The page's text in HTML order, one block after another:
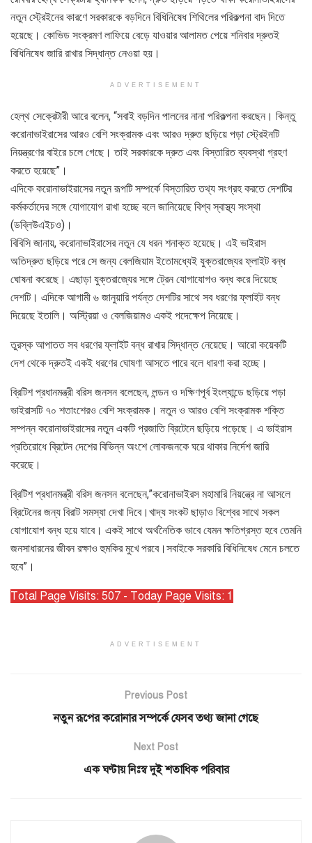
নতুন স্ট্রেইনের কারণে সরকারকে বড়দিনে বিধিনিষেধ শিথিলের পরিকল্পনা বাদ দিতে
হয়েছে। কোভিড সংক্রমণ লাফিয়ে বেড়ে যাওয়ার আলামত পেয়ে শনিবার দ্রুতই
বিধিনিষেধ জারি রাখার সিদ্ধান্ত নেওয়া হয়।
ADVERTISEMENT
হেল্থ সেক্রেটারী আরে বলেন, “সবাই বড়দিন পালনের নানা পরিকল্পনা করছেন। কিন্তু
করোনাভাইরাসের আরও বেশি সংক্রামক এবং আরও দ্রুত ছড়িয়ে পড়া স্ট্রেইনটি
নিয়ন্ত্রণের বাইরে চলে গেছে। তাই সরকারকে দ্রুত এবং বিস্তারিত ব্যবস্থা গ্রহণ
করতে হয়েছে”।
এদিকে করোনাভাইরাসের নতুন রূপটি সম্পর্কে বিস্তারিত তথ্য সংগ্রহ করতে দেশটির
কর্মকর্তাদের সঙ্গে যোগাযোগ রাখা হচ্ছে বলে জানিয়েছে বিশ্ব স্বাস্থ্য সংস্থা
(ডব্লিউএইচও)।
বিবিসি জানায়, করোনাভাইরাসের নতুন যে ধরন শনাক্ত হয়েছে। এই ভাইরাস
অতিদ্রুত ছড়িয়ে পরে সে জন্য বেলজিয়াম ইতোমধ্যেই যুক্তরাজ্যের ফ্লাইট বন্ধ
ঘোষনা করেছে। এছাড়া যুক্তরাজ্যের সঙ্গে ট্রেন যোগাযোগও বন্ধ করে দিয়েছে
দেশটি। এদিকে আগামী ৬ জানুয়ারি পর্যন্ত দেশটির সাথে সব ধরণের ফ্লাইট বন্ধ
দিয়েছে ইতালি। অস্ট্রিয়া ও বেলজিয়ামও একই পদেক্ষেপ নিয়েছে।
তুরস্ক আপাতত সব ধরণের ফ্লাইট বন্ধ রাখার সিদ্ধান্ত নেয়েছে। আরো কয়েকটি
দেশ থেকে দ্রুতই একই ধরণের ঘোষণা আসতে পারে বলে ধারণা করা হচ্ছে।
ব্রিটিশ প্রধানমন্ত্রী বরিস জনসন বলেছেন, লন্ডন ও দক্ষিণপূর্ব ইংল্যান্ডে ছড়িয়ে পড়া
ভাইরাসটি ৭০ শতাংশেরও বেশি সংক্রামক। নতুন ও আরও বেশি সংক্রামক শক্তি
সম্পন্ন করোনাভাইরাসের নতুন একটি প্রজাতি ব্রিটেনে ছড়িয়ে পড়েছে। এ ভাইরাস
প্রতিরোধে ব্রিটেন দেশের বিভিন্ন অংশে লোকজনকে ঘরে থাকার নির্দেশ জারি
করেছে।
ব্রিটিশ প্রধানমন্ত্রী বরিস জনসন বলেছেন,”করোনাভাইরস মহামারি নিয়ন্ত্রে না আসলে
ব্রিটেনের জন্য বিরাট সমস্যা দেখা দিবে।খাদ্য সংকট ছাড়াও বিশ্বের সাথে সকল
যোগাযোগ বন্ধ হয়ে যাবে। একই সাথে অর্থনৈতিক ভাবে যেমন ক্ষতিগ্রস্ত হবে তেমনি
জনসাধারনের জীবন রক্ষাও হুমকির মুখে পরবে।সবাইকে সরকারি বিধিনিষেধ মেনে চলতে
হবে”।
Total Page Visits: 507 - Today Page Visits: 1
ADVERTISEMENT
Previous Post
নতুন রূপের করোনার সম্পর্কে যেসব তথ্য জানা গেছে
Next Post
এক ঘণ্টায় নিঃস্ব দুই শতাধিক পরিবার